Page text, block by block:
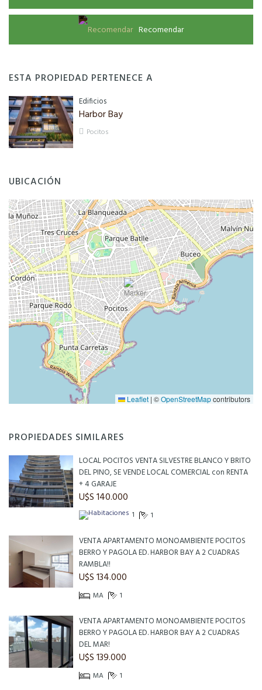
Recomendar
ESTA PROPIEDAD PERTENECE A
Edificios
Harbor Bay
Pocitos
UBICACIÓN
Leaflet | ©OpenStreetMapcontributors
PROPIEDADES SIMILARES
LOCAL POCITOS VENTA SILVESTRE BLANCO Y BRITO
DEL PINO, SE VENDE LOCAL COMERCIAL con RENTA
+ 4 GARAJE
U$S 140.000
1 1
VENTA APARTAMENTO MONOAMBIENTE POCITOS
BERRO Y PAGOLA ED. HARBOR BAY A 2 CUADRAS
RAMBLA!!
U$S 134.000
MA 1
VENTA APARTAMENTO MONOAMBIENTE POCITOS
BERRO Y PAGOLA ED. HARBOR BAY A 2 CUADRAS
DEL MAR!
U$S 139.000
MA 1